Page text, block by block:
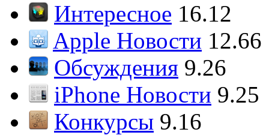
Интересное 16.12
Apple Новости 12.66
Обсуждения 9.26
iPhone Новости 9.25
Конкурсы 9.16